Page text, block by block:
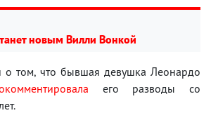
новым Вилли Вонкой
о том, что бывшая девушка Леонардо
его разводы со